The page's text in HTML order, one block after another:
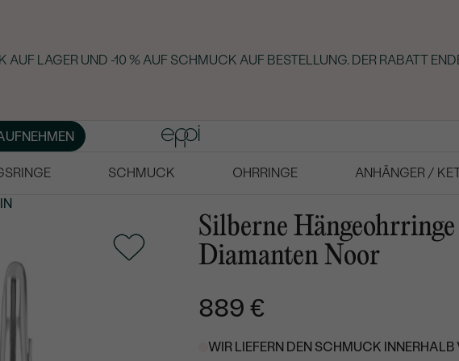
LAGER UND -10 % AUF SCHMUCK AUF BESTELLUNG. DER RABATT
SCHMUCK OHRRINGE ANHÄNGER /
Silberne
Diamanten Noor
889 €
WIR LIEFERN DEN SCHMUCK